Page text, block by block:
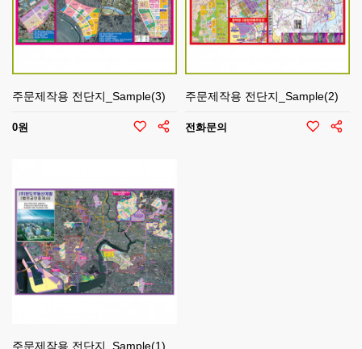
주문제작용 전단지_Sample(3)
0원
주문제작용 전단지_Sample(2)
전화문의
주문제작용 전단지_Sample(1)